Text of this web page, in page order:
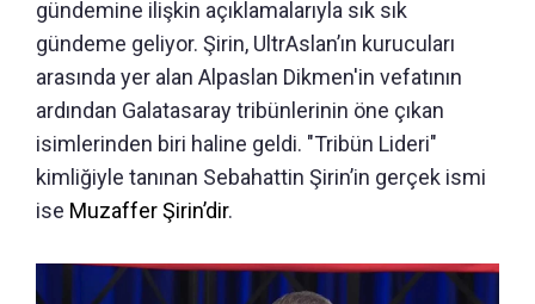
gündemine ilişkin açıklamalarıyla sık sık
gündeme geliyor. Şirin, UltrAslan’ın kurucuları
arasında yer alan Alpaslan Dikmen'in vefatının
ardından Galatasaray tribünlerinin öne çıkan
isimlerinden biri haline geldi. "Tribün Lideri"
kimliğiyle tanınan Sebahattin Şirin’in gerçek ismi
ise Muzaffer Şirin’dir.